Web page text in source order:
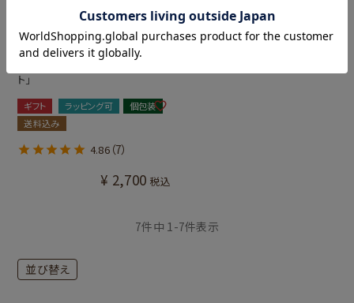
青森りんごの焼きドーナツ「6種セッ
ト」
ギフト ラッピング可
個包装
送料込み
¥ 2,700 税込
4.86（7）
並び替え
7件中 1 -7件表示